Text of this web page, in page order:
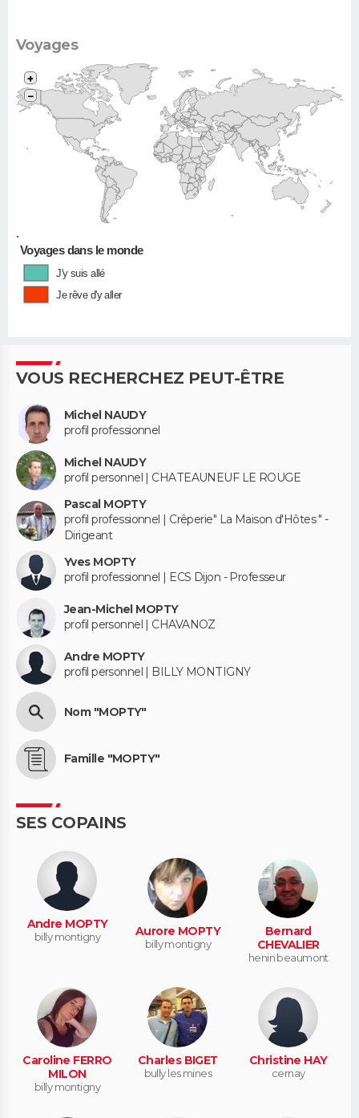
Voyages
•
+
−
Voyages dans le monde
J'y suis allé
Je rêve d'y aller
VOUS RECHERCHEZ PEUT-ÊTRE
Michel NAUDY
profil professionnel
Michel NAUDY
profil personnel | CHATEAUNEUF LE ROUGE
Pascal MOPTY
profil professionnel | Crêperie" La Maison d'Hôtes " -
Dirigeant
Yves MOPTY
profil professionnel | ECS Dijon - Professeur
Jean-Michel MOPTY
profil personnel | CHAVANOZ
Andre MOPTY
profil personnel | BILLY MONTIGNY
Nom "MOPTY"
Famille "MOPTY"
SES COPAINS
Andre MOPTY
billy montigny Aurore MOPTY
billy montigny
Bernard
CHEVALIER
henin beaumont
Caroline FERRO
MILON
billy montigny
Charles BIGET
bully les mines
Christine HAY
cernay